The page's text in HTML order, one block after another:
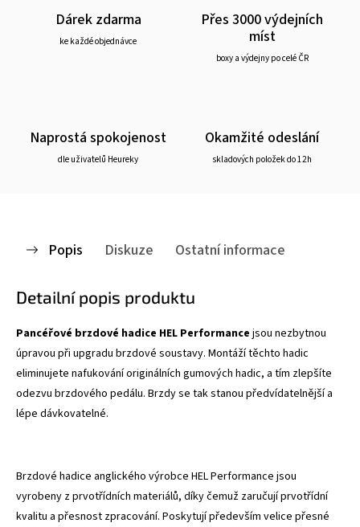
Dárek zdarma
ke každé objednávce
Přes 3000 výdejních
míst
boxy a výdejny po celé ČR
Naprostá spokojenost
dle uživatelů Heureky
Okamžité odeslání
skladových položek do 12h
Popis Diskuze Ostatní informace
Detailní popis produktu
Pancéřové brzdové hadice HEL Performance jsou nezbytnou
úpravou při upgradu brzdové soustavy. Montáží těchto hadic
eliminujete nafukování originálních gumových hadic, a tím zlepšíte
odezvu brzdového pedálu. Brzdy se tak stanou předvídatelnější a
lépe dávkovatelné.
Brzdové hadice anglického výrobce HEL Performance jsou
vyrobeny z prvotřídních materiálů, díky čemuž zaručují prvotřídní
kvalitu a přesnost zpracování. Poskytují především velice přesné